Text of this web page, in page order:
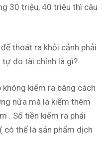
30 triệu, 40 triệu thì câu
thoát ra khỏi cảnh phải
do tài chính là gì?
kiếm ra bằng cách
nữa mà là kiếm thêm
. Số tiền kiếm ra phải
có thể là sản phẩm dịch